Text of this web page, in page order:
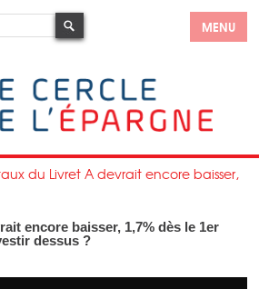
MENU
du Livret A devrait encore baisser,
encore baisser, 1,7% dès le 1er
dessus ?